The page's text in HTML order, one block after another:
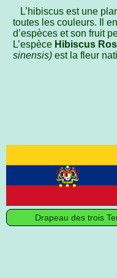
L’hibiscus est une
toutes les couleurs. Il
d’espèces et son fruit
L’espèce Hibiscus
sinensis) est la fleur
Drapeau des trois